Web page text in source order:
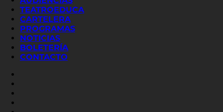
TEATROEDUCA
CARTELERA
PROGRAMAS
NOTICIAS
BOLETERÍA
CONTACTO